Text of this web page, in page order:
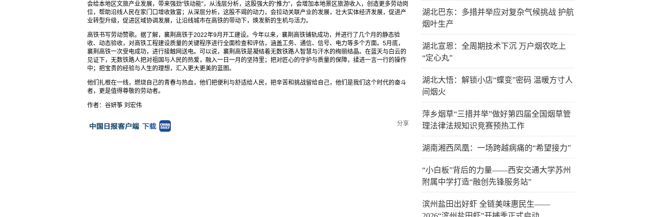
会给本地区文旅产业发展，带来强劲“铁动能”，从浅层分析，这股强大的“推力”，会增加本地景区旅游收入，创造更多劳动岗
位，帮助沿线人民在家门口增收致富；从深层分析，这股不竭的动力，会拉动关联产业的发展，壮大实体经济发展，促进产
业转型升级，促进区域协调发展，让沿线城市在高铁的带动下，焕发新的生机与活力。
高铁书写劳动赞歌。据了解，襄荆高铁于2022年9月开工建设。今年以来，襄荆高铁铺轨成功，并进行了几个月的静态验
收、动态验收，对高铁工程建设质量的关键程序进行全面检查和评估，涵盖工务、通信、信号、电力等多个方面。5月底，
襄荆高铁一次受电成功，进行接触网送电。可以说，襄荆高铁是凝结着无数铁路人智慧与汗水的绚丽结晶。在蓝天与白云的
见证下，无数铁路人把对祖国与人民的热爱，融入一日一月的坚持里；把对匠心的守护与质量的保障，揉进一言一行的操作
中；把宝贵的经验与人生的理想，汇入更大更美的蓝图。
他们扎根在一线，燃烧自己的青春与热血，他们把便利与舒适给人民，把辛苦和挑战留给自己，他们是我们这个时代的奋斗
者，更是值得尊敬的劳动者。
作者：谷妍筝 刘宏伟
分享
湖北巴东：多措并举应对复杂气候挑战 护航
烟叶生产
湖北宣恩：全周期技术下沉 万户烟农吃上
“定心丸”
湖北大悟：解锁小店“蝶变”密码 温暖方寸人
间烟火
萍乡烟草“三措并举”做好第四届全国烟草管
理法律法规知识竞赛预热工作
湖南湘西凤凰：一场跨越病痛的“希望接力”
“小白板”背后的力量——西安交通大学苏州
附属中学打造“融创先锋服务站”
滨州盐田出好虾 全链美味惠民生——